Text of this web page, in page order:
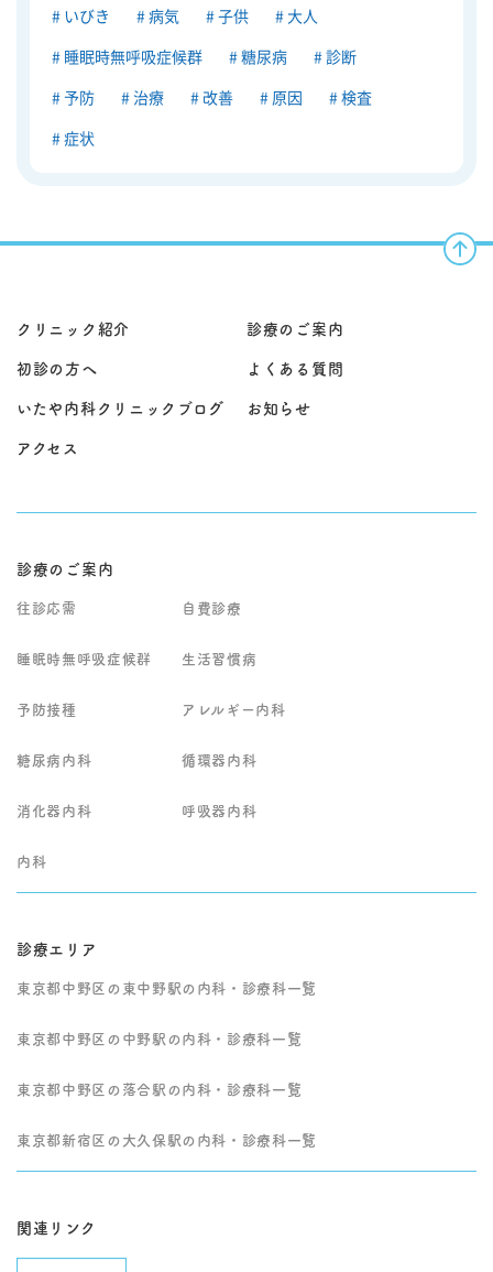
いびき 病気 子供 大人
睡眠時無呼吸症候群 糖尿病 診断
予防 治療 改善 原因 検査
症状
クリニック紹介 診療のご案内
初診の方へ よくある質問
いたや内科クリニックブログ お知らせ
アクセス
診療のご案内
往診応需 自費診療
睡眠時無呼吸症候群 生活習慣病
予防接種 アレルギー内科
糖尿病内科 循環器内科
消化器内科 呼吸器内科
内科
診療エリア
東京都中野区の東中野駅の内科・診療科一覧
東京都中野区の中野駅の内科・診療科一覧
東京都中野区の落合駅の内科・診療科一覧
東京都新宿区の大久保駅の内科・診療科一覧
関連リンク